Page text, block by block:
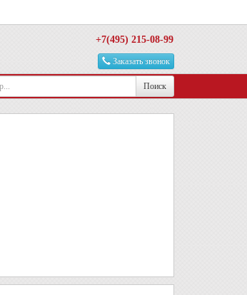
+7(495) 215-08-99
Заказать звонок
Поиск